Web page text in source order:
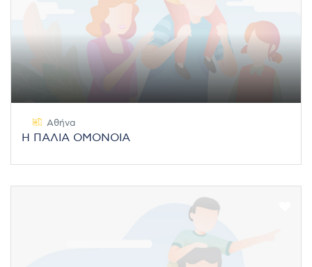
Αθήνα
Η ΠΑΛΙΑ ΟΜΟΝΟΙΑ